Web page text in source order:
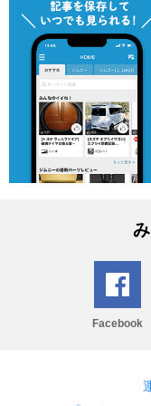
Facebook